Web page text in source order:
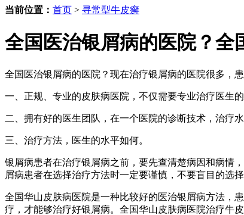
当前位置： 首页 > 寻常型牛皮癣
全国医治银屑病的医院？全
全国医治银屑病的医院？现在治疗银屑病的医院很多，
一、正规、专业的皮肤病医院，不仅需要专业治疗医生
二、拥有好的医生团队，在一个医院的诊断技术，治疗水
三、治疗方法，医生的水平如何。
银屑病患者在治疗银屑病之前，要先查清楚病因和病情
屑病患者在选择治疗方法时一定要谨慎，不要盲目的选
全国华山皮肤病医院是一种比较好的医治银屑病方法，
疗，才能够治疗好银屑病。全国华山皮肤病医院治疗牛